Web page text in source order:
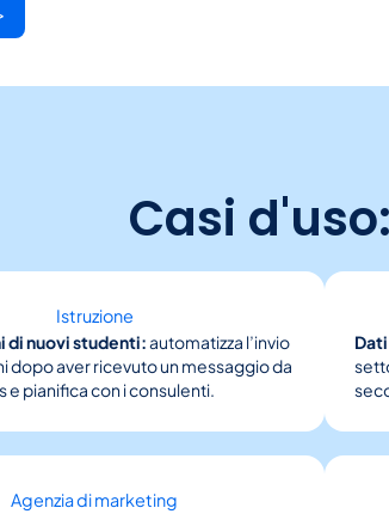
Casi
Istruzione
di nuovi studenti:automatizza l’invio
dopo aver ricevuto un messaggio da
e pianifica con i consulenti.
Agenzia di marketing